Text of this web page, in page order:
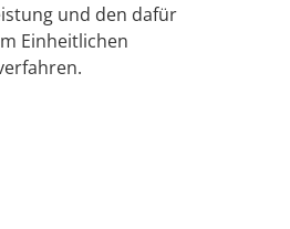
und den dafür
Einheitlichen